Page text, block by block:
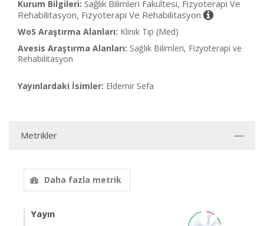
Kurum Bilgileri: Sağlık Bilimleri Fakültesi, Fizyoterapi Ve
Rehabilitasyon, Fizyoterapi Ve Rehabilitasyon
WoS Araştırma Alanları: Klinik Tıp (Med)
Avesis Araştırma Alanları: Sağlık Bilimleri, Fizyoterapi ve
Rehabilitasyon
Yayınlardaki İsimler: Eldemir Sefa
Metrikler
Daha fazla metrik
Yayın